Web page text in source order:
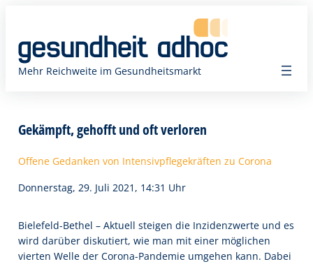
springen
Mehr Reichweite im Gesundheitsmarkt
Gekämpft, gehofft und oft verloren
Offene Gedanken von Intensivpflegekräften zu Corona
Donnerstag, 29. Juli 2021, 14:31 Uhr
Bielefeld-Bethel – Aktuell steigen die Inzidenzwerte und es
wird darüber diskutiert, wie man mit einer möglichen
vierten Welle der Corona-Pandemie umgehen kann. Dabei